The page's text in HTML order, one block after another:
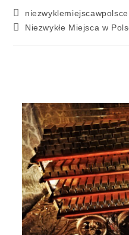
niezwyklemiejscawpolsce
Niezwykłe Miejsca w